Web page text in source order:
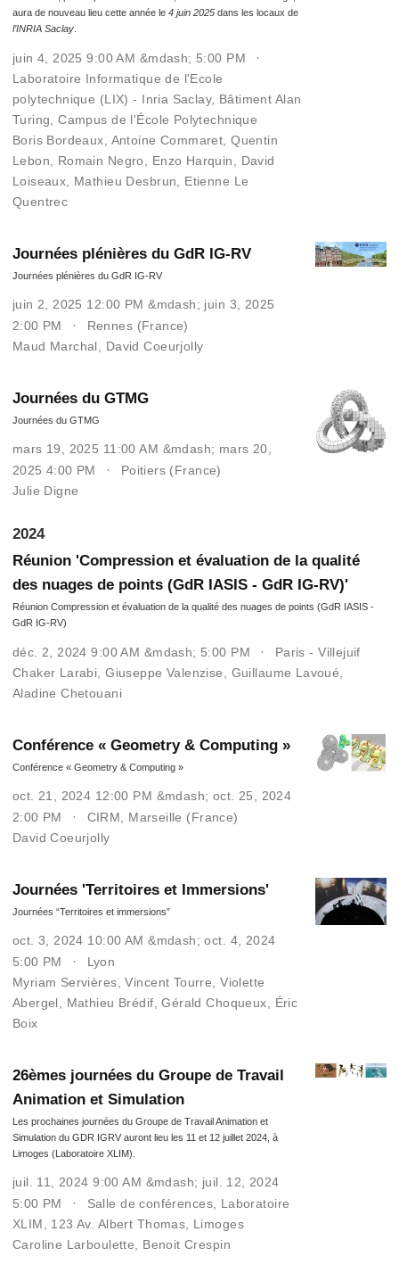
aura de nouveau lieu cette année le 4 juin 2025dans les locaux de
l’INRIA Saclay.
juin 4, 2025 9:00 AM &mdash; 5:00 PM
Laboratoire Informatique de l'Ecole
polytechnique (LIX) - Inria Saclay, Bâtiment Alan
Turing, Campus de l'École Polytechnique
Boris Bordeaux, Antoine Commaret,Quentin
Lebon, Romain Negro, Enzo Harquin, David
Loiseaux, Mathieu Desbrun, Etienne Le
Quentrec
Journées plénières du GdR IG-RV
Journées plénières du GdR IG-RV
juin 2, 2025 12:00 PM &mdash; juin 3, 2025
2:00 PM
Rennes (France)
Maud Marchal
David Coeurjolly
Journées du GTMG
Journées du GTMG
mars 19, 2025 11:00 AM &mdash; mars 20,
2025 4:00 PM
Poitiers (France)
Julie Digne
2024
Réunion 'Compression et évaluation de la qualité
des nuages de points (GdR IASIS - GdR IG-RV)'
Réunion Compression et évaluation de la qualité des nuages de points (GdR IASIS -
GdR IG-RV)
déc. 2, 2024 9:00 AM &mdash; 5:00 PM
Paris - Villejuif
Chaker Larabi,Giuseppe Valenzise, Guillaume Lavoué,
Aladine Chetouani
Conférence « Geometry & Computing »
Conférence « Geometry & Computing »
oct. 21, 2024 12:00 PM &mdash; oct. 25, 2024
2:00 PM
CIRM, Marseille (France)
David Coeurjolly
Journées 'Territoires et Immersions'
Journées “Territoires et immersions”
oct. 3, 2024 10:00 AM &mdash; oct. 4, 2024
5:00 PM
Lyon
Myriam Servières ,Vincent Tourre ,Violette
Abergel
Mathieu Brédif ,Gérald Choqueux
Éric
Boix
26èmes journées du Groupe de Travail
Animation et Simulation
Les prochaines journées du Groupe de Travail Animation et
Simulation du GDR IGRV auront lieu les 11 et 12 juillet 2024, à
Limoges (Laboratoire XLIM).
juil. 11, 2024 9:00 AM &mdash; juil. 12, 2024
5:00 PM
Salle de conférences, Laboratoire
XLIM, 123 Av. Albert Thomas, Limoges
Caroline Larboulette
Benoit Crespin